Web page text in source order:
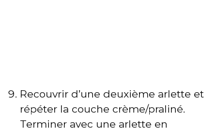
Recouvrir d’une deuxième arlette et
répéter la couche crème/praliné.
Terminer avec une arlette en